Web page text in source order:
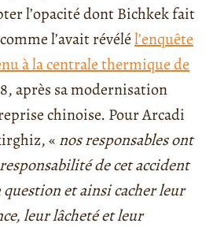
l’opacité dont Bichkek fait
l’avait révélél’enquête
à la centrale thermique de
après sa modernisation
chinoise. Pour Arcadi
« nos responsables ont
de cet accident
question et ainsi cacher leur
leur lâcheté et leur